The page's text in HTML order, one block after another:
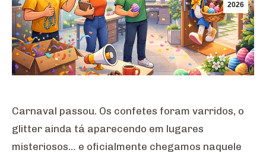
2026
Carnaval passou. Os confetes foram varridos, o
glitter ainda tá aparecendo em lugares
misteriosos… e oficialmente chegamos naquele